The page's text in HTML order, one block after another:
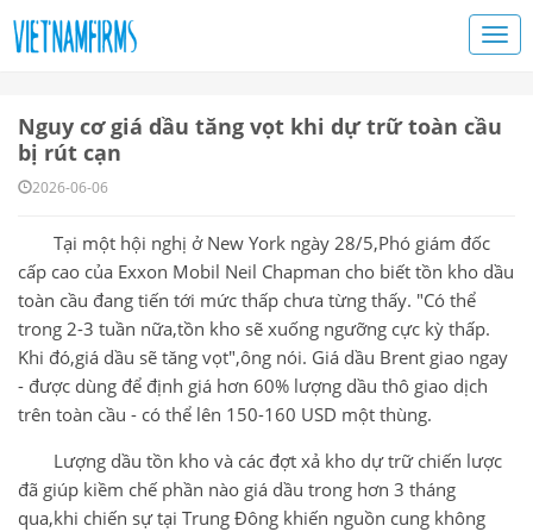
Nguy cơ giá dầu tăng vọt khi dự trữ toàn cầu
bị rút cạn
2026-06-06
Tại một hội nghị ở New York ngày 28/5,Phó giám đốc
cấp cao của Exxon Mobil Neil Chapman cho biết tồn kho dầu
toàn cầu đang tiến tới mức thấp chưa từng thấy. "Có thể
trong 2-3 tuần nữa,tồn kho sẽ xuống ngưỡng cực kỳ thấp.
Khi đó,giá dầu sẽ tăng vọt",ông nói. Giá dầu Brent giao ngay
- được dùng để định giá hơn 60% lượng dầu thô giao dịch
trên toàn cầu - có thể lên 150-160 USD một thùng.
Lượng dầu tồn kho và các đợt xả kho dự trữ chiến lược
đã giúp kiềm chế phần nào giá dầu trong hơn 3 tháng
qua,khi chiến sự tại Trung Đông khiến nguồn cung không